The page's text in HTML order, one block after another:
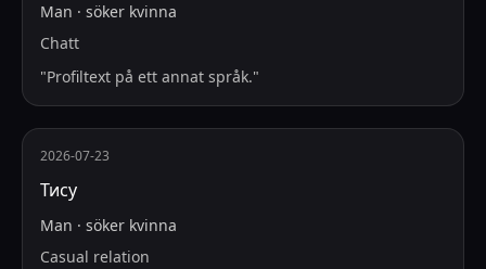
Man · söker kvinna
Chatt
"Profiltext på ett annat språk."
2026-07-23
Тису
Man · söker kvinna
Casual relation